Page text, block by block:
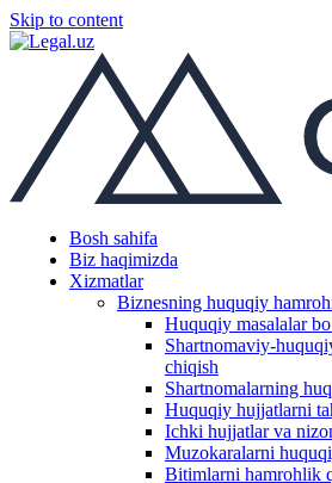
Skip to content
Bosh sahifa
Biz haqimizda
Xizmatlar
Biznesning huquqiy
Huquqiy masalalar
Shartnomaviy-
chiqish
Shartnomalarning
Huquqiy hujjatlarni
Ichki hujjatlar va
Muzokaralarni
Bitimlarni hamrohlik